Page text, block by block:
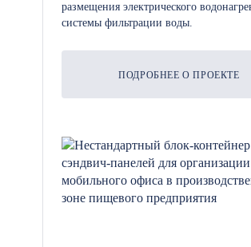
год, зафиксированная в
размещения электрического
системы фильтрации воды.
ПОДРОБНЕЕ О ПРОЕКТЕ